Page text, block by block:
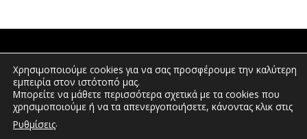
ΠΟΛΙΤΕΣ
ΕΠΕΝΔΥΤΕΣ
Χρησιμοποιούμε cookies για να σας προσφέρουμε την καλύτερη
εμπειρία στον ιστότοπό μας.
Μπορείτε να μάθετε περισσότερα σχετικά με τα cookies που
χρησιμοποιούμε ή να τα απενεργοποιήσετε, κάνοντας κλικ στις
Ρυθμίσεις.